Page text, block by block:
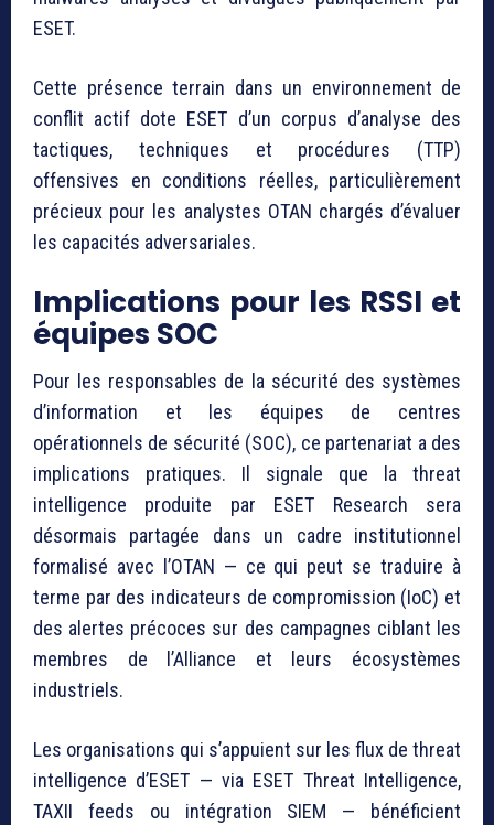
ESET.
Cette présence terrain dans un environnement de
conflit actif dote ESET d’un corpus d’analyse des
tactiques, techniques et procédures (TTP)
offensives en conditions réelles, particulièrement
précieux pour les analystes OTAN chargés d’évaluer
les capacités adversariales.
Implications pour les RSSI et
équipes SOC
Pour les responsables de la sécurité des systèmes
d’information et les équipes de centres
opérationnels de sécurité (SOC), ce partenariat a des
implications pratiques. Il signale que la threat
intelligence produite par ESET Research sera
désormais partagée dans un cadre institutionnel
formalisé avec l’OTAN — ce qui peut se traduire à
terme par des indicateurs de compromission (IoC) et
des alertes précoces sur des campagnes ciblant les
membres de l’Alliance et leurs écosystèmes
industriels.
Les organisations qui s’appuient sur les flux de threat
intelligence d’ESET — via ESET Threat Intelligence,
TAXII feeds ou intégration SIEM — bénéficient